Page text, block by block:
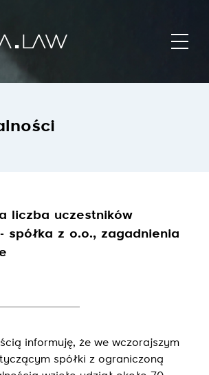
liczba uczestników
spółka z o.o., zagadnienia
informuję, że we wczorajszym
spółki z ograniczoną